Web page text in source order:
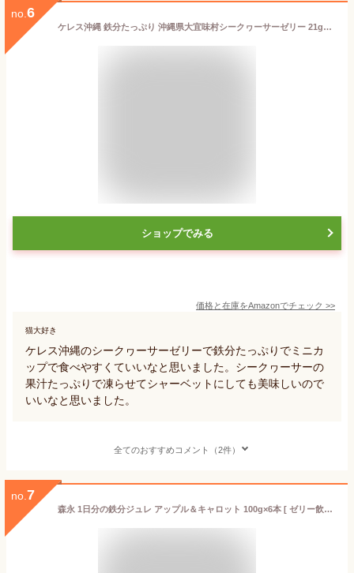
no. 6
ケレス沖縄 鉄分たっぷり 沖縄県大宜味村シークヮーサーゼリー 21g×14個入
ショップでみる
価格と在庫をAmazonでチェック >>
猫大好き
ケレス沖縄のシークヮーサーゼリーで鉄分たっぷりでミニカ
ップで食べやすくていいなと思いました。シークヮーサーの
果汁たっぷりで凍らせてシャーベットにしても美味しいので
いいなと思いました。
全てのおすすめコメント（2件）
no. 7
森永 1日分の鉄分ジュレ アップル＆キャロット 100g×6本 [ ゼリー飲料 脂肪ゼロ 食物繊維 乳酸菌 ラクチュロース ]